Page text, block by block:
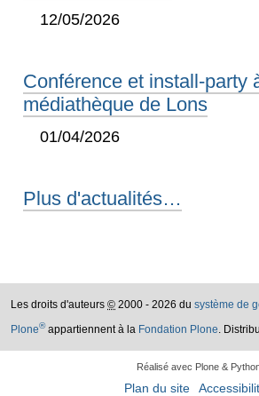
12/05/2026
Conférence et install-party
médiathèque de Lons
01/04/2026
Plus d'actualités…
Les droits d'auteurs © 2000 - 2026 du système de
Plone®appartiennent à la Fondation Plone.
Réalisé avec Plone &
Plan du site